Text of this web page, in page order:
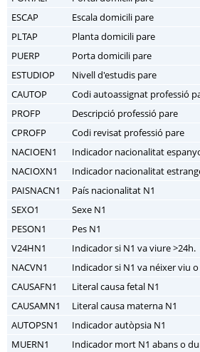
ESCAP
Escala domicili pare
PLTAP
Planta domicili pare
PUERP
Porta domicili pare
ESTUDIOP
Nivell d'estudis pare
CAUTOP
Codi autoassignat professió
PROFP
Descripció professió pare
CPROFP
Codi revisat professió pare
NACIOEN1
Indicador nacionalitat
NACIOXN1
Indicador nacionalitat
PAISNACN1
País nacionalitat N1
SEXO1
Sexe N1
PESON1
Pes N1
V24HN1
Indicador si N1 va viure >24h.
NACVN1
Indicador si N1 va néixer viu
CAUSAFN1
Literal causa fetal N1
CAUSAMN1
Literal causa materna N1
AUTOPSN1
Indicador autòpsia N1
MUERN1
Indicador mort N1 abans o